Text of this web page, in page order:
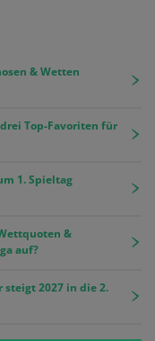
& Wetten
Top-Favoriten für
1. Spieltag
&
auf?
steigt 2027 in die 2.